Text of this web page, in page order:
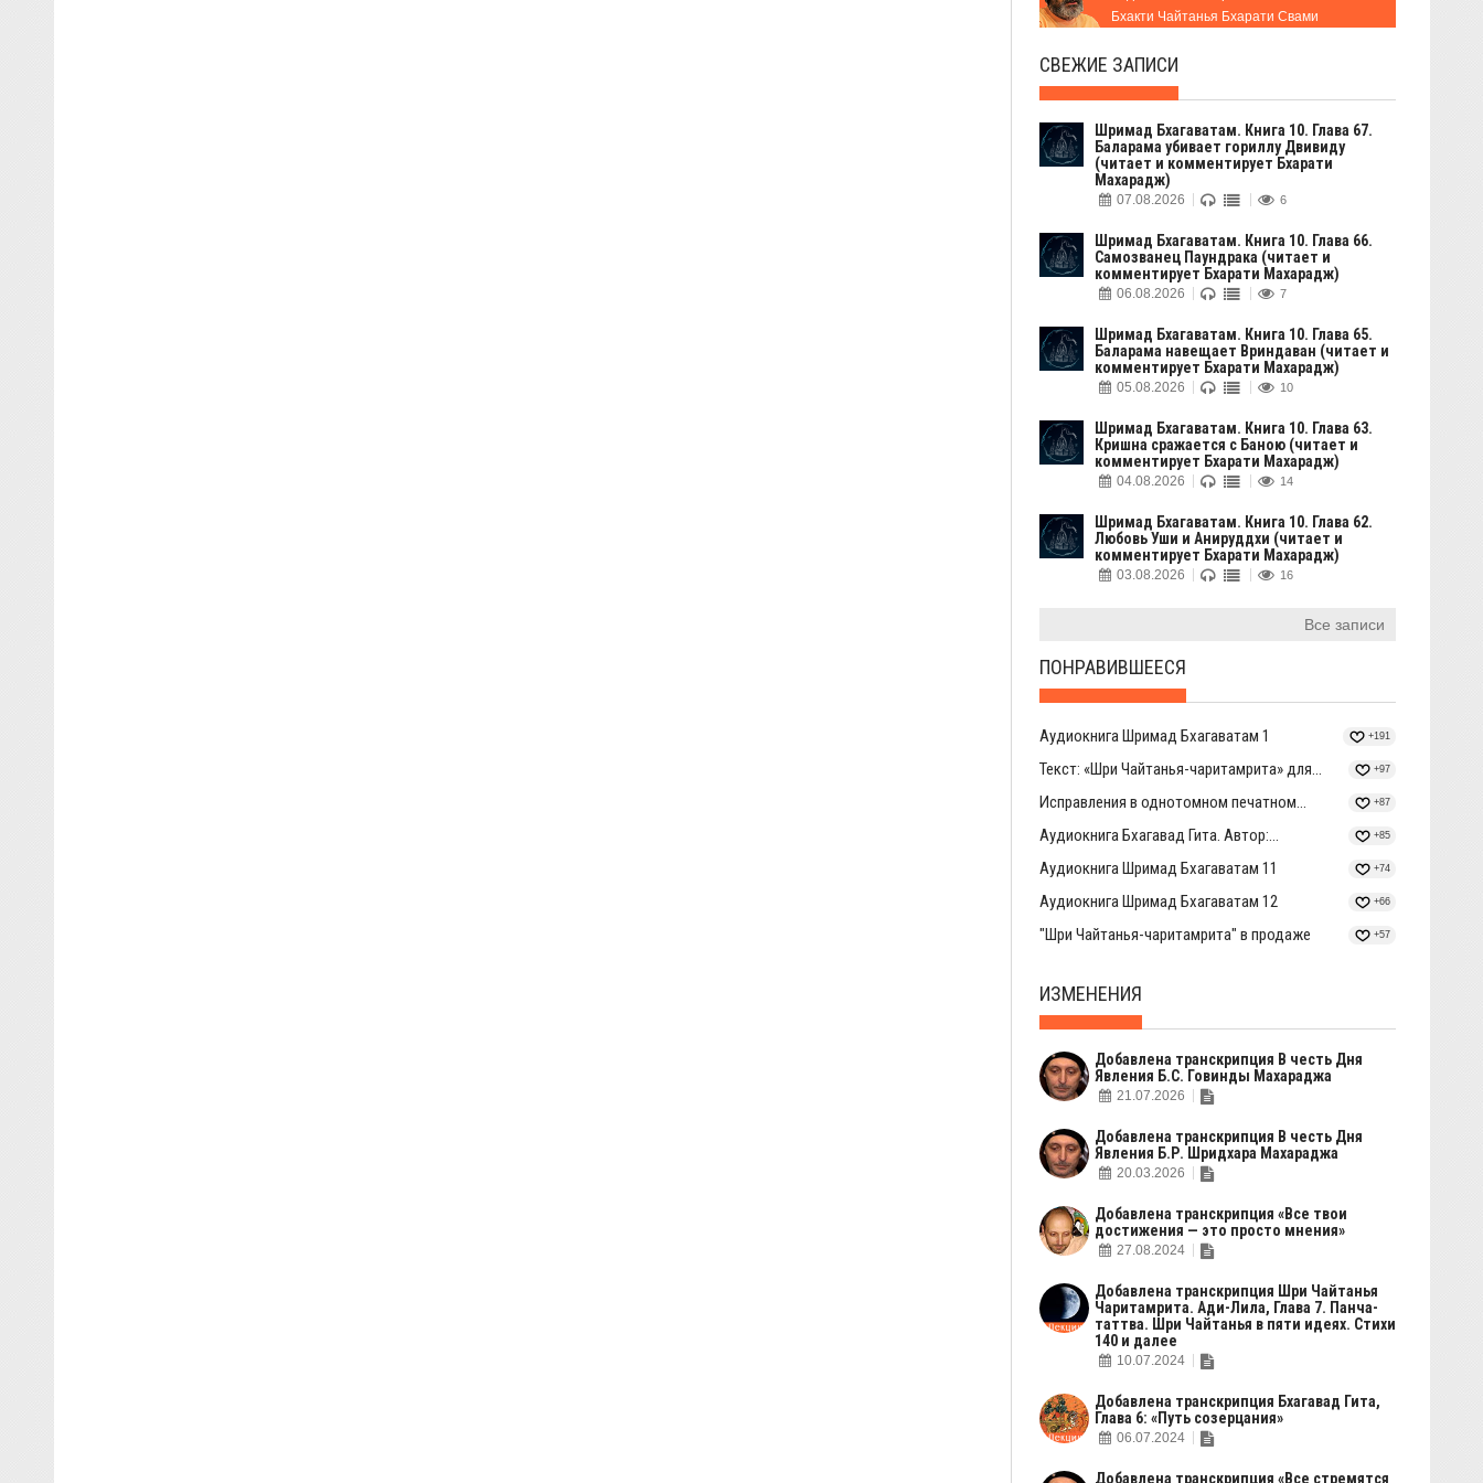
Бхакти Чайтанья Бхарати Свами
СВЕЖИЕ ЗАПИСИ
Шримад Бхагаватам. Книга 10. Глава 67.
Баларама убивает гориллу Двивиду
(читает и комментирует Бхарати
Махарадж)
07.08.2026 6
Шримад Бхагаватам. Книга 10. Глава 66.
Самозванец Паундрака (читает и
комментирует Бхарати Махарадж)
06.08.2026 7
Шримад Бхагаватам. Книга 10. Глава 65.
Баларама навещает Вриндаван (читает и
комментирует Бхарати Махарадж)
05.08.2026 10
Шримад Бхагаватам. Книга 10. Глава 63.
Кришна сражается с Баною (читает и
комментирует Бхарати Махарадж)
04.08.2026 14
Шримад Бхагаватам. Книга 10. Глава 62.
Любовь Уши и Анируддхи (читает и
комментирует Бхарати Махарадж)
03.08.2026 16
Все записи
ПОНРАВИВШЕЕСЯ
Аудиокнига Шримад Бхагаватам 1 +191
Текст: «Шри Чайтанья-чаритамрита» для... +97
Исправления в однотомном печатном... +87
Аудиокнига Бхагавад Гита. Автор:... +85
Аудиокнига Шримад Бхагаватам 11 +74
Аудиокнига Шримад Бхагаватам 12 +66
"Шри Чайтанья-чаритамрита" в продаже +57
ИЗМЕНЕНИЯ
Добавлена транскрипция В честь Дня
Явления Б.С. Говинды Махараджа
21.07.2026
Добавлена транскрипция В честь Дня
Явления Б.Р. Шридхара Махараджа
20.03.2026
Добавлена транскрипция «Все твои
достижения — это просто мнения»
27.08.2024
Добавлена транскрипция Шри Чайтанья
Чаритамрита. Ади-Лила, Глава 7. Панча-
таттва. Шри Чайтанья в пяти идеях. Стихи
140 и далее
10.07.2024
Добавлена транскрипция Бхагавад Гита,
Глава 6: «Путь созерцания»
06.07.2024
Добавлена транскрипция «Все стремятся